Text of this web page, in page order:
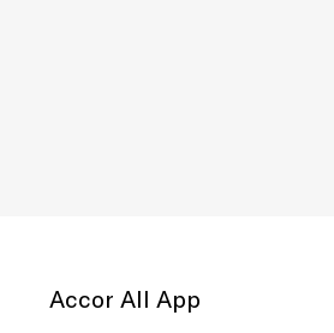
Accor All App